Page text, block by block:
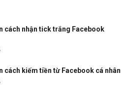
cách nhận tick trắng Facebook
cách kiếm tiền từ Facebook cá nhân